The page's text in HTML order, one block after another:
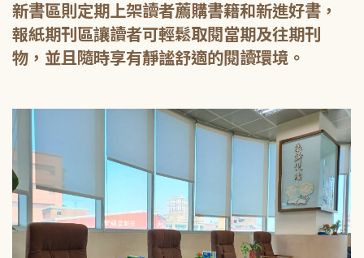
新書區則定期上架讀者薦購書籍和新進好書，
報紙期刊區讓讀者可輕鬆取閱當期及往期刊
物，並且隨時享有靜謐舒適的閱讀環境。